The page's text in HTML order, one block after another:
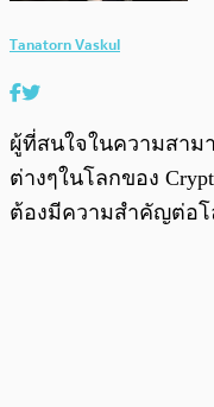
Tanatorn Vaskul
ผู้ที่สนใจในความสาม
ต่างๆในโลกของ
ต้องมีความสำคัญต่อ